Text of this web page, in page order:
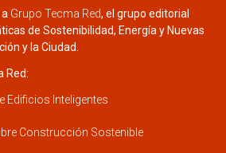
Grupo Tecma Red, el grupo editorial
de Sostenibilidad, Energía y Nuevas
y la Ciudad.
Red:
Edificios Inteligentes
Construcción Sostenible